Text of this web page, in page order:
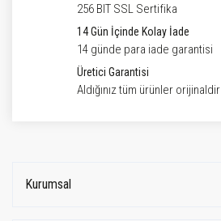
256 BIT SSL Sertifika
14 Gün İçinde Kolay İade
14 günde para iade garantisi
Üretici Garantisi
Aldığınız tüm ürünler orijinaldir
Kurumsal